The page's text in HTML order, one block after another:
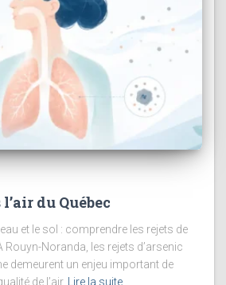
du Québec
et le sol : comprendre les rejets de
Rouyn-Noranda, les rejets d’arsenic
demeurent un enjeu important de
de l’air
Lire la suite